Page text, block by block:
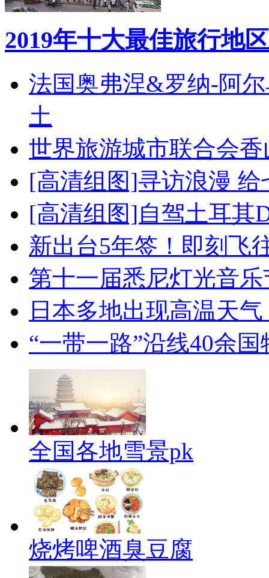
2019年十大最佳旅行地区
法国奥弗涅&罗纳-阿
土
世界旅游城市联合会
[高清组图]寻访浪漫
[高清组图]自驾土耳其
新出台5年签！即刻飞
第十一届悉尼灯光音
日本多地出现高温天
“一带一路”沿线40余
全国各地雪景pk
烧烤啤酒臭豆腐